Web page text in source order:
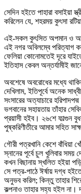
সেদিন হইতে পাহারা বসাইয়া
করিলেন যে, শহরময় কুৎসা
এই-সকল কুৎসিত অপমান ও
এই নগর অবিলম্বে পরিত্যাগ
ফেলিয়া কোনোমতেই দূরে
ইতিহাস কেবল অন্তর্যামীই
অবশেষে অবরোধের মধ্যে
দেখিলাম, ইতিপূর্বে অনেক
সংসারের অত্যাচারে
ভগবানের সহায়তায় তাঁহার
প্রয়াসী হইব। ২৬শে ফাল্গুন
পুষ্করিণীতীরে আমার সহিত
গৌরী পত্রখানি কেশে বাঁধিয়া
স্নানের পূর্বে চুল খুলিবার সময়
কখন বিছানায় স্খলিত হইয়া
সে পত্র-পাঠে ঈর্ষায় দগ্ধ
অনুভব করিল; কিন্তু তাহার
কল্পনাও তাহার সহ্য হইল না।